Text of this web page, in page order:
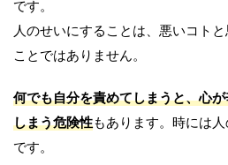
です。
人のせいにすることは、悪いコト
ことではありません。
何でも自分を責めてしまうと、心
しまう危険性もあります。時には
です。